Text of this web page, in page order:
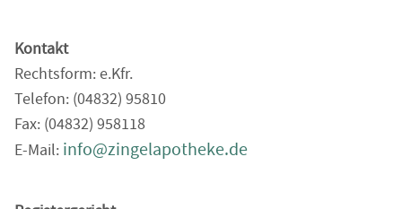
Kontakt
Rechtsform: e.Kfr.
Telefon: (04832) 95810
Fax: (04832) 958118
E-Mail: info@zingelapotheke.de